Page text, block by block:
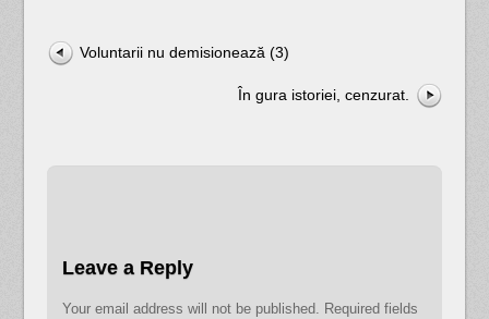
Voluntarii nu demisionează (3)
În gura istoriei, cenzurat.
Leave a Reply
Your email address will not be published.
Required fields